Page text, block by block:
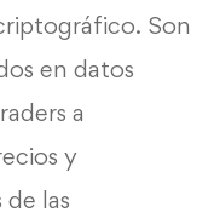
Son
en datos
a
y
las